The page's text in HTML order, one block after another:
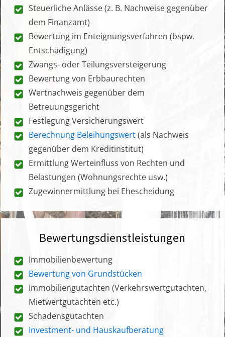
Steuerliche Anlässe (z. B. Nachweise gegenüber
dem Finanzamt)
Bewertung im Enteignungsverfahren (bspw.
Entschädigung)
Zwangs- oder Teilungsversteigerung
Bewertung von Erbbaurechten
Wertnachweis gegenüber dem
Betreuungsgericht
Festlegung Versicherungswert
Berechnung Beleihungswert(als Nachweis
gegenüber dem Kreditinstitut)
Ermittlung Werteinfluss von Rechten und
Belastungen (Wohnungsrechte usw.)
Zugewinnermittlung bei Ehescheidung
Bewertungsdienstleistungen
Immobilienbewertung
Bewertung von Grundstücken
Immobiliengutachten (Verkehrswertgutachten,
Mietwertgutachten etc.)
Schadensgutachten
Investment- und Hauskaufberatung